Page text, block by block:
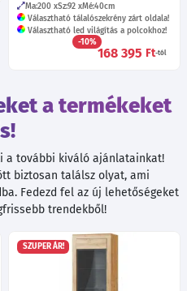
Ma:200 Sz:92 Mé:40cm
Választható tálalószekrény zárt oldala!
Választható led világítás a polcokhoz!
-10%
168 395 Ft-tól
a termékeket
a további kiváló ajánlatainkat!
biztosan találsz olyat, ami
Fedezd fel az új lehetőségeket
trendekből!
SZUPER ÁR!